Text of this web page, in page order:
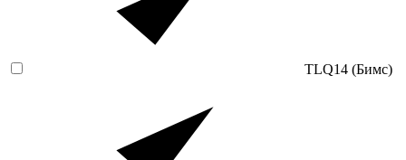
TLQ14 (Бимс)